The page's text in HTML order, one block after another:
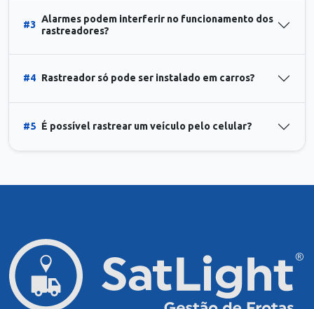
#3
Alarmes podem interferir no funcionamento dos
rastreadores?
#4 Rastreador só pode ser instalado em carros?
#5 É possível rastrear um veículo pelo celular?